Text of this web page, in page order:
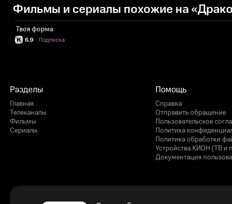
Фильмы и сериалы похожие на
Твоя форма
6.9 Подписка
·
Разделы
Главная
Телеканалы
Фильмы
Сериалы
Помощь
Справка
Отправить обращение
Пользовательское
Политика
Политика обработки
Устройства КИОН (ТВ и
Документация